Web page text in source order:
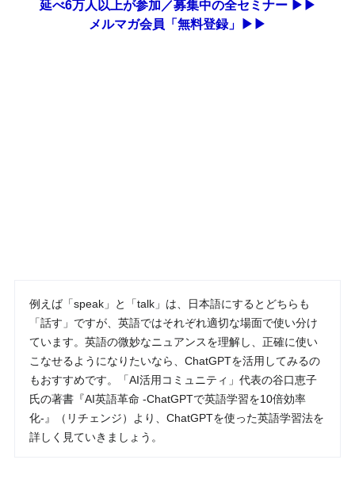
延べ6万人以上が参加／募集中の全セミナー ▶▶
メルマガ会員「無料登録」▶▶
例えば「speak」と「talk」は、日本語にするとどちらも
「話す」ですが、英語ではそれぞれ適切な場面で使い分け
ています。英語の微妙なニュアンスを理解し、正確に使い
こなせるようになりたいなら、ChatGPTを活用してみるの
もおすすめです。「AI活用コミュニティ」代表の谷口恵子
氏の著書『AI英語革命 -ChatGPTで英語学習を10倍効率
化-』（リチェンジ）より、ChatGPTを使った英語学習法を
詳しく見ていきましょう。